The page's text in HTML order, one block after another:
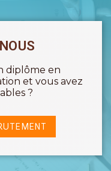
diplôme en
et vous avez
?